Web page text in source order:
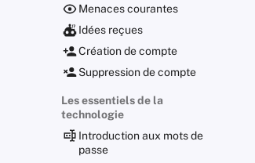
Menaces courantes
Idées reçues
Création de compte
Suppression de compte
Les essentiels de la
technologie
Introduction aux mots de
passe